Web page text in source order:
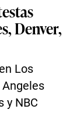
Denver,
Los
y NBC